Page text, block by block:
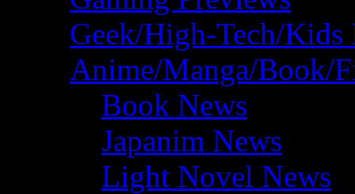
Geek/High-Tech/Kids
Anime/Manga/Book/
Book News
Japanim News
Light Novel News